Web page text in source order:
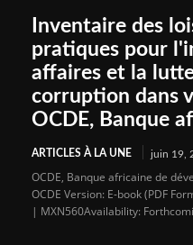
Inventaire des
pratiques pour
affaires et la
corruption dans
OCDE, Banque
ARTICLES À LA UNE juin 19,
OCDE, Banque africaine de
OCDE Version: E-book (PDF
| MXN560Availability: